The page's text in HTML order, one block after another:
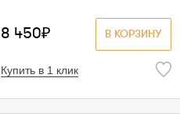
В КОРЗИНУ
8 450₽
Купить в 1 клик